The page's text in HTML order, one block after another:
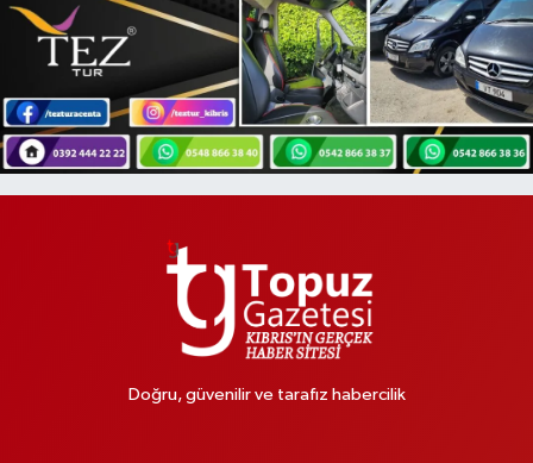
Doğru, güvenilir ve tarafız habercilik